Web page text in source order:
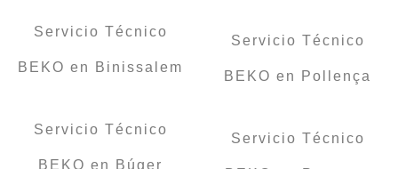
Servicio Técnico
BEKO en Binissalem
Servicio Técnico
BEKO en Búger
Servicio Técnico
BEKO en Pollença
Servicio Técnico